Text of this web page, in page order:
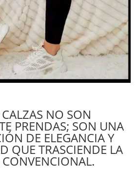
CALZAS NO SON
PRENDAS; SON UNA
DE ELEGANCIA Y
QUE TRASCIENDE LA